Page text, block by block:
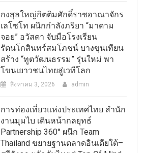
กงสุลใหญ่กิตติมศักดิ์ราชอาณาจักร
เลโซโท ผนึกกำลังภริยา “มาดาม
จอย” อวัสดา จับมือโรงเรียน
รัตนโกสินทร์สมโภชน์ บางขุนเทียน
สร้าง “ทูตวัฒนธรรม” รุ่นใหม่ พา
โขนเยาวชนไทยสู่เวทีโลก
สิงหาคม 3, 2026 admin
การท่องเที่ยวแห่งประเทศไทย สำนัก
งานมุมไบ เดินหน้ากลยุทธ์
Partnership 360° ผนึก Team
Thailand ขยายฐานตลาดอินเดียใต้–